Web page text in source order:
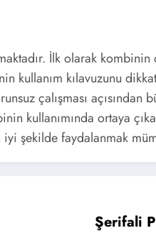
İlk olarak
kullanım kılavuzunu
çalışması açısından
kullanımında ortaya
şekilde faydalanmak
Şerifali